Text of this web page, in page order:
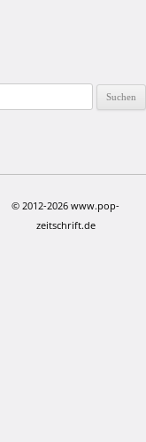
© 2012-2026 www.pop-
zeitschrift.de